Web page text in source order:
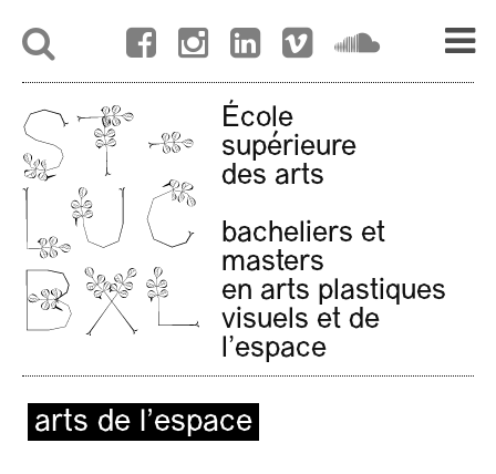
École
supérieure
des arts
bacheliers et
masters
en arts plastiques
visuels et de
l'espace
arts de l’espace